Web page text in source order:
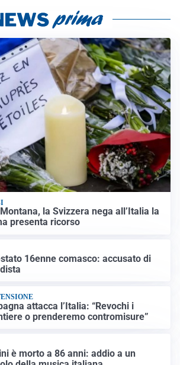
la Svizzera nega all’Italia la
presenta ricorso
16enne comasco: accusato di
attacca l’Italia: “Revochi i
o prenderemo contromisure”
è morto a 86 anni: addio a un